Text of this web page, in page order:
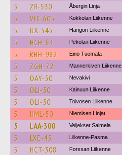
5 ZR-530 Åbergin Linja
5 VLC-605 Kokkolan Liikenne
5 UX-545 Hangon Liikenne
5 HCH-63 Pekolan Liikenne
5 RHH-982 Eino Tuomala
5 ZGH-72 Mannerkiven Liikenne
5 OAY-50 Nevakivi
5 OLI-50 Kainuun Liikenne
5 OLI-50 Toivosen Liikenne
5 HML-50 Niemisen Linjat
5 LAA-300 Veljekset Salmela
5 LXE-45 Liikenne-Pasma
5 HCT-308 Forssan Liikenne